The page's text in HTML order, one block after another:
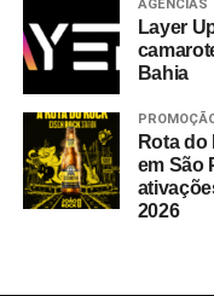
AGÊNCIAS
Layer
Bahia
Rota
em São
2026